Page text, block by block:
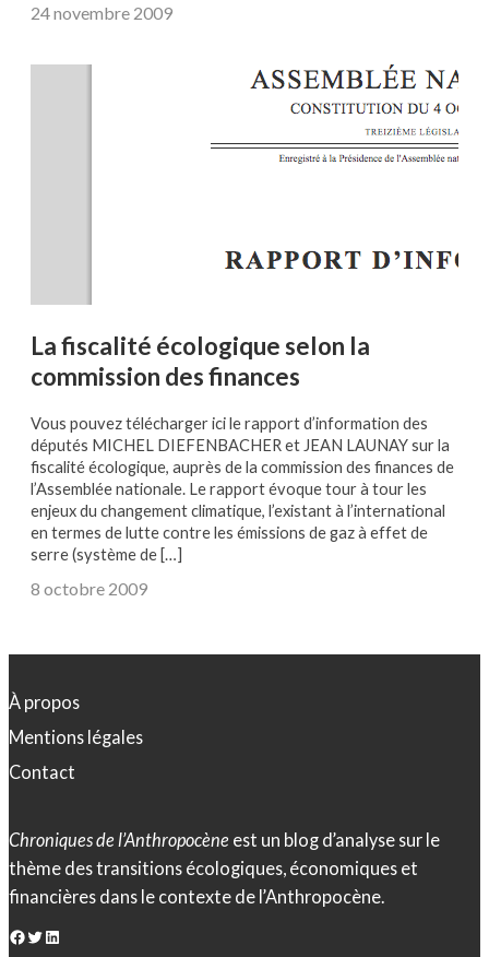
24 novembre 2009
La fiscalité écologique selon la
commission des finances
Vous pouvez télécharger ici le rapport d’information des
députés MICHEL DIEFENBACHER et JEAN LAUNAY sur la
fiscalité écologique, auprès de la commission des finances de
l’Assemblée nationale. Le rapport évoque tour à tour les
enjeux du changement climatique, l’existant à l’international
en termes de lutte contre les émissions de gaz à effet de
serre (système de […]
8 octobre 2009
À propos
Mentions légales
Contact
Chroniques de l’Anthropocène est un blog d’analyse sur le
thème des transitions écologiques, économiques et
financières dans le contexte de l’Anthropocène.
Facebook Twitter LinkedIn